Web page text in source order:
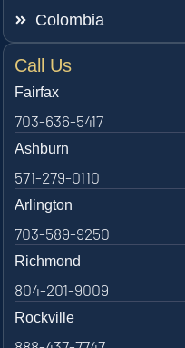
Colombia
Call Us
Fairfax
703-636-5417
Ashburn
571-279-0110
Arlington
703-589-9250
Richmond
804-201-9009
Rockville